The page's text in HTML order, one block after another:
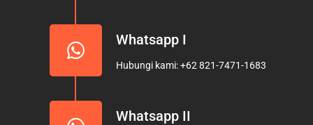
Whatsapp I
Hubungi kami: +62 821-7471-1683
Whatsapp II